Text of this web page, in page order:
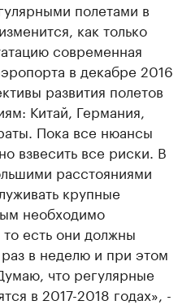
полетами в
как только
современная
в декабре 2016
развития полетов
Китай, Германия,
Пока все нюансы
взвесить все риски. В
расстояниями
крупные
необходимо
то есть они должны
в неделю и при этом
что регулярные
в 2017-2018 годах», -